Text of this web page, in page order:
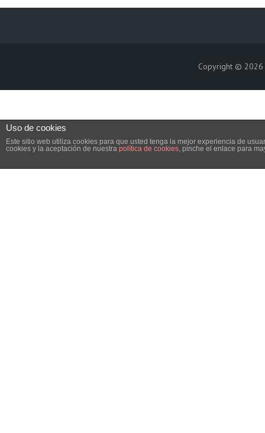
Copyright © 2026
Uso de cookies
Este sitio web utiliza cookies para que usted tenga la mejor experiencia de
cookies y la aceptación de nuestra política de cookies, pinche el enlace para